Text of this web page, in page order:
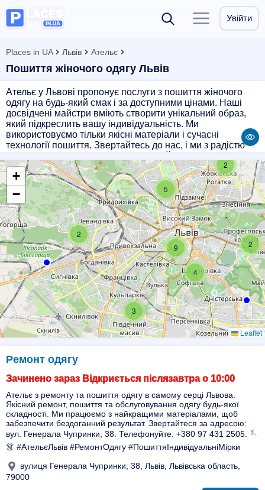
Увійти
Places in UA Львів Ательє
Пошиття жіночого одягу Львів
Ательє у Львові пропонує послуги з пошиття жіночого
одягу на будь-який смак і за доступними цінами. Наші
досвідчені майстри вміють створити унікальний образ,
який підкреслить вашу індивідуальність. Ми
використовуємо тільки якісні матеріали і сучасні
технології пошиття. Звертайтесь до нас, і ми з радістю
будете виглядати неперевершено.
4
2
3
5
2
9
2
+
−
Leaflet
Ремонт одягу
Зачинено зараз Відкриється післязавтра о 10:00
Ательє з ремонту та пошиття одягу в самому серці Львова.
Якісний ремонт, пошиття та обслуговування одягу будь-якої
складності. Ми працюємо з найкращими матеріалами, щоб
забезпечити бездоганний результат. Звертайтеся за адресою:
вул. Генерала Чупринки, 38. Телефонуйте: +380 97 431 2505. 🪡
👗 #АтельєЛьвів #РемонтОдягу #ПошиттяІндивідуальніМірки
вулиця Генерала Чупринки, 38, Львів, Львівська область,
79000